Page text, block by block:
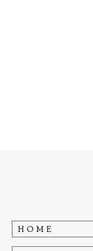
HOME